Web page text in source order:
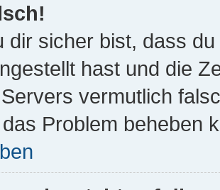
dir sicher bist, dass
hast und die
vermutlich
Problem beheben